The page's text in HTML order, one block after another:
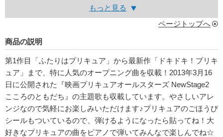
もっと見る
ページトップへ
商品の説明
第1作目「ふたりはプリキュア」から最新作「ドキドキ！プリキ
ュア」まで、特に人気のオープニング曲を収載！2013年3月16
日に公開された『映画プリキュアオールスターズ NewStage2
こころのともだち』の主題歌も収載しています。やさしいアレ
ンジなので気軽にお楽しみいただけます♪プリキュアのごほうび
シールもついているので、弾けるようになったら貼ってね！大
好きなプリキュアの曲をピアノで弾いてみんなで楽しんでね☆